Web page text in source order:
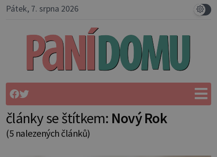
Pátek, 7. srpna 2026
články se štítkem: Nový Rok
(5 nalezených článků)